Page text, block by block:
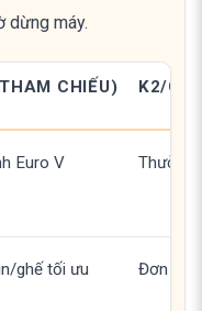
dừng máy.
CHIẾU) K2/G
Euro V Thường
ghế tối ưu
Đơn